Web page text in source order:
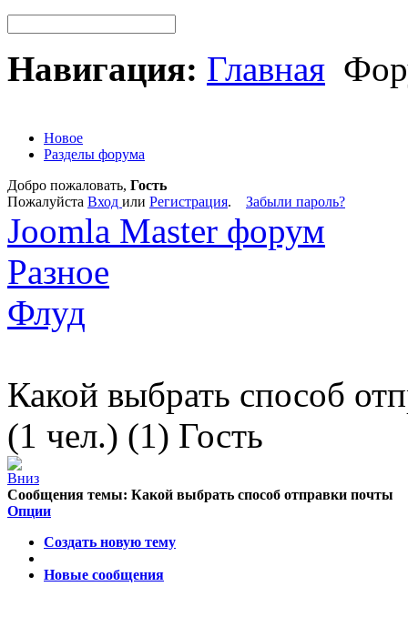
Навигация: Главная
Новое
Разделы форума
Добро пожаловать, Гость
Пожалуйста Вход или Регистрация. Забыли пароль?
Joomla Master форум
Разное
Флуд
Какой выбрать способ
(1 чел.) (1) Гость
Сообщения темы: Какой выбрать способ отправки почты
Опции
Создать новую тему
Новые сообщения